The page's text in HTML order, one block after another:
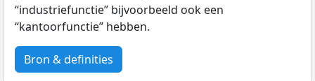
“industriefunctie” bijvoorbeeld ook een
“kantoorfunctie” hebben.
Bron & definities